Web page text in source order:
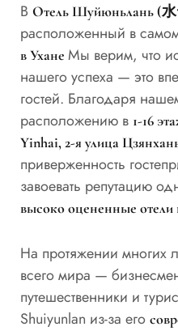
В Отель Шуйюньлань (
расположенный в
в Ухане Мы верим, что
нашего успеха — это
гостей. Благодаря
расположению в 1-16
Yinhai, 2-я улица
приверженность
завоевать репутацию
высоко оцененные отели
На протяжении многих
всего мира —
путешественники и
Shuiyunlan из-за его